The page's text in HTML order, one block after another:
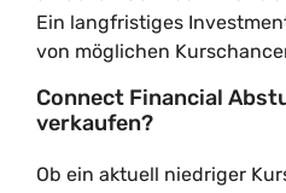
Ein langfristiges
von möglichen
Connect Financial
verkaufen?
Ob ein aktuell niedriger